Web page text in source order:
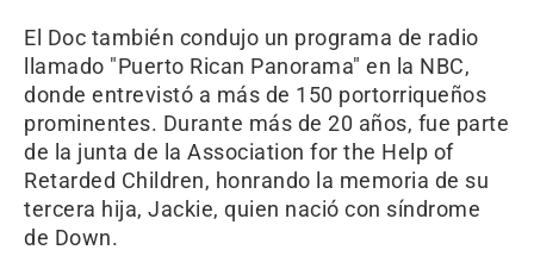
El Doc también condujo un programa de radio
llamado "Puerto Rican Panorama" en la NBC,
donde entrevistó a más de 150 portorriqueños
prominentes. Durante más de 20 años, fue parte
de la junta de la Association for the Help of
Retarded Children, honrando la memoria de su
tercera hija, Jackie, quien nació con síndrome
de Down.